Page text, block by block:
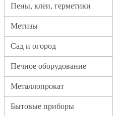
Пены, клеи, герметики
Метизы
Сад и огород
Печное оборудование
Металлопрокат
Бытовые приборы